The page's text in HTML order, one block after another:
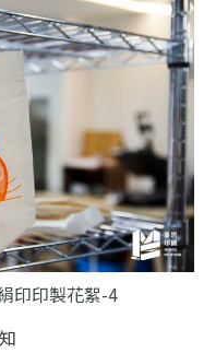
印印製花絮-4